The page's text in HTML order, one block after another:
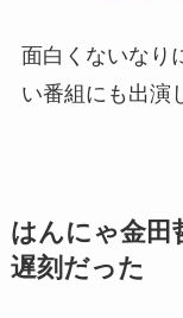
面白くないなり
い番組にも出演
はんにゃ金田
遅刻だった